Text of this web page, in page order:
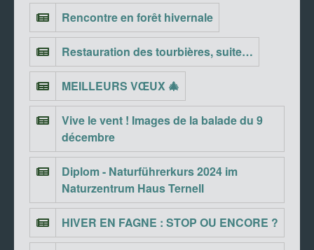
Rencontre en forêt hivernale
Restauration des tourbières, suite…
MEILLEURS VŒUX 🎄
Vive le vent ! Images de la balade du 9
décembre
Diplom - Naturführerkurs 2024 im
Naturzentrum Haus Ternell
HIVER EN FAGNE : STOP OU ENCORE ?